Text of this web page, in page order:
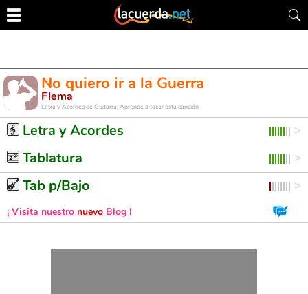
No quiero ir a la Guerra
Flema
Letra y Acordes de Guitarra. Aprende a tocar esta canción
Letra y Acordes
Tablatura
Tab p/Bajo
¡ Visita nuestro nuevo Blog !